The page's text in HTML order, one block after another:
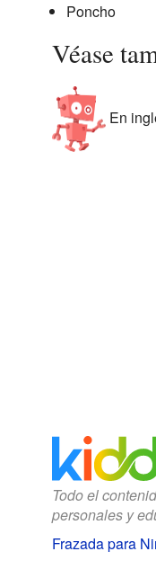
Poncho
Véase
En
Todo el
personales y
Frazada para